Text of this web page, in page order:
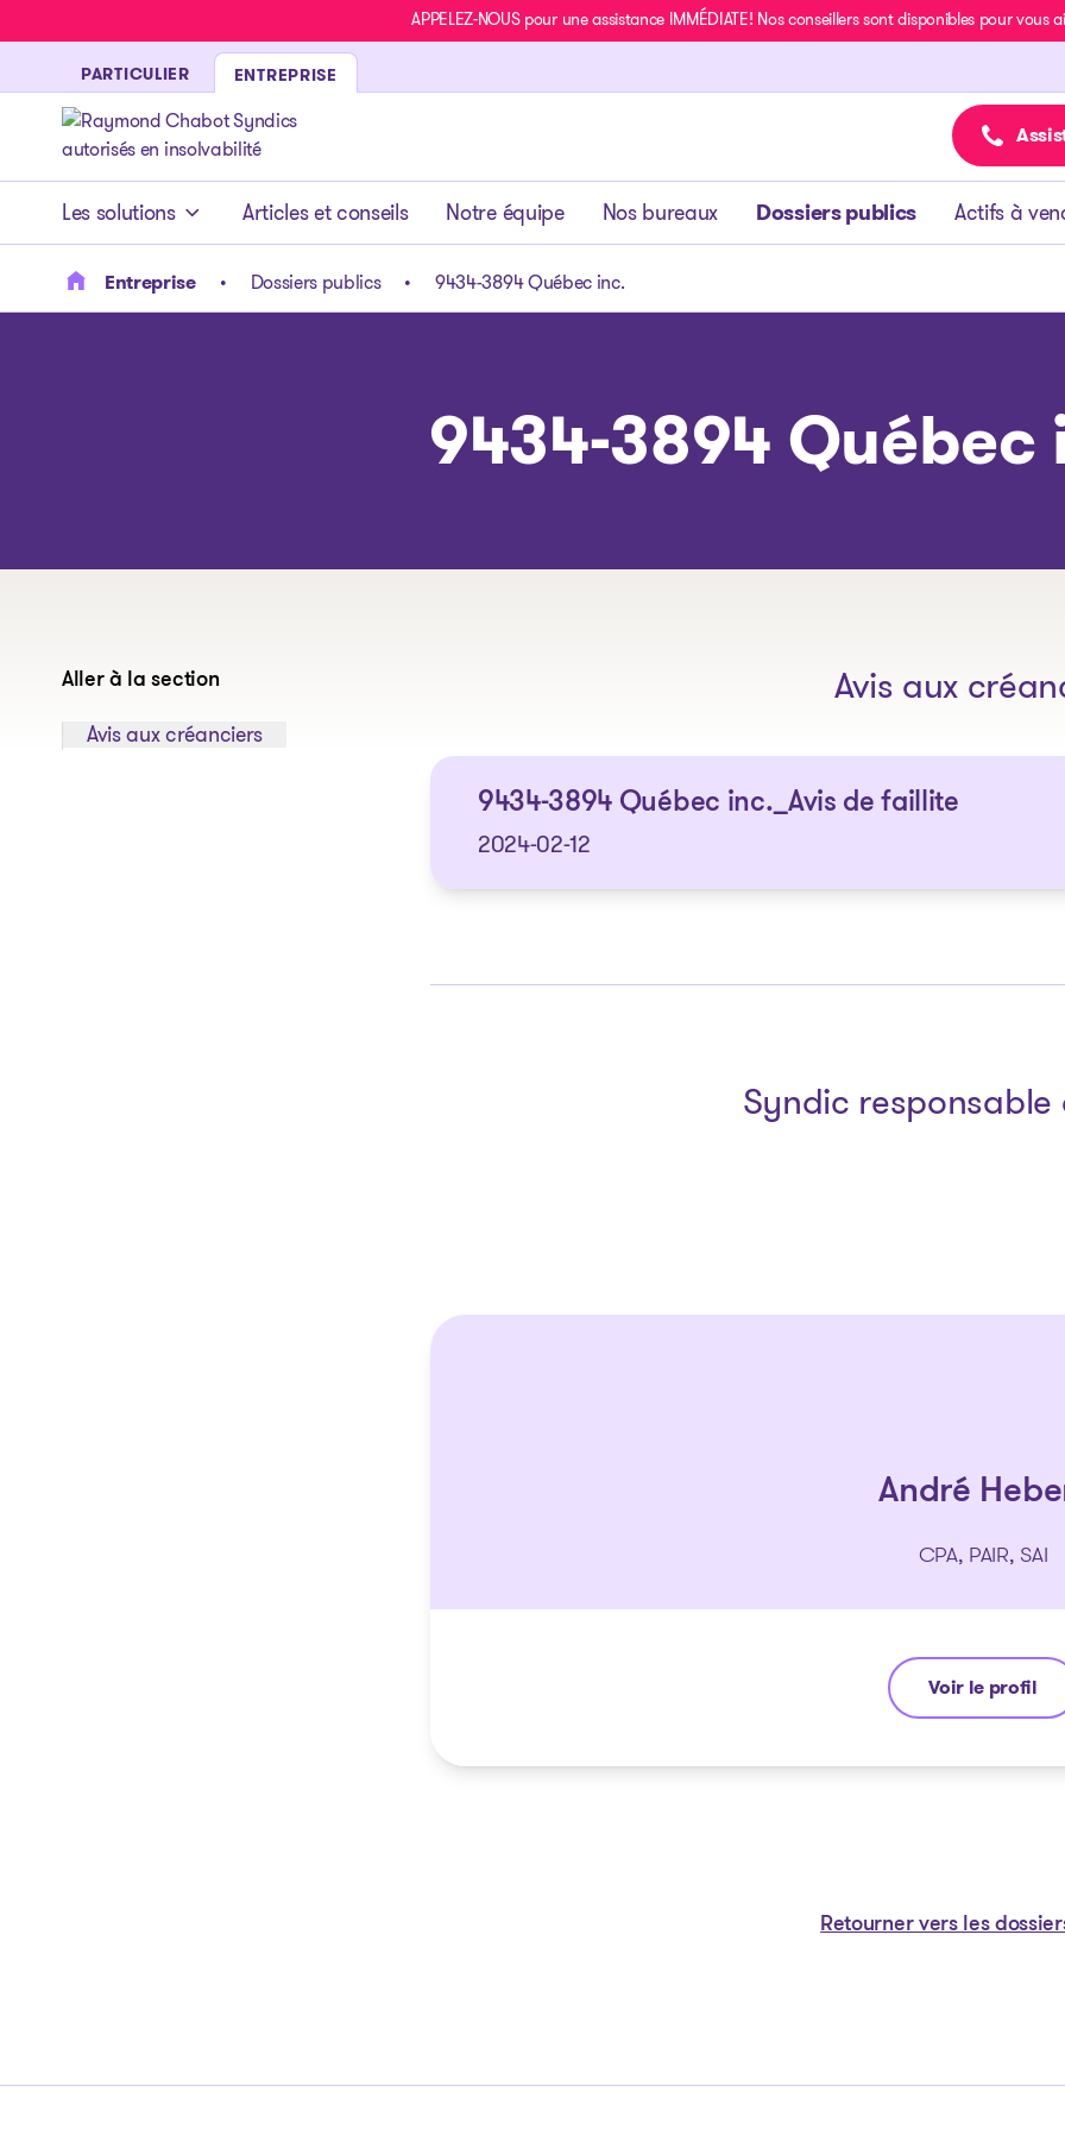
APPELEZ-NOUS pour une assistance IMMÉDIATE! Nos conseillers sont disponibles pour vous
PARTICULIER ENTREPRISE
- page d’accueil
Les solutions Articles et conseils Notre équipe Nos bureaux Dossiers publics Actifs à
Entreprise Dossiers publics 9434-3894 Québec inc.
9434-3894 Québec
Aller à la section
Sauter à la section:
Avis aux créanciers
Avis aux
9434-3894 Québec inc._Avis de faillite
2024-02-12
Syndic responsable
André
CPA, PAIR, SAI
Voir le profil
André Hebert
Retourner vers les